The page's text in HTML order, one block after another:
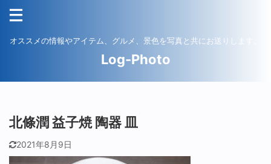
オススメの情報やアイテム、グルメ、景色を写真と共にお送りします。
Log-Photo
北條潤 益子焼 陶器 皿
2021年8月9日